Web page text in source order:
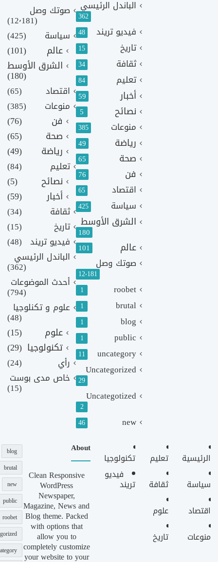
الباندل الرئيسي
362
فيديو تريند 48
تاريخ 15
ثقافة 34
تعليم 84
أخبار 59
نصائح 5
منوعات 385
رياضة 49
صحة 65
فن 76
اقتصاد 65
سياسة 425
الشرق الأوسط
180
عالم 101
صوتك وصل
12٬181
roobet
1
brutal
1
blog
1
public
1
uncategory
11
Uncategorized
29
Uncategotized
2
new
46
صوتك وصل
(12٬181)
سياسة
(425)
عالم
(101)
الشرق الأوسط
(180)
اقتصاد
(65)
منوعات
(385)
فن
(76)
صحة
(65)
رياضة
(49)
تعليم (84)
نصائح
(5)
أخبار
(59)
ثقافة
(34)
تاريخ
(15)
فيديو تريند (48)
الباندل الرئيسي
(362)
أحدث الموضوعات
(794)
علوم و تكنلوجيا
(48)
علوم
(15)
تكنولوجيا (29)
رأي
(24)
خاص مدى بوست
(15)
الرئيسية
سياسة
اقتصاد
منوعات
تعليم
ثقافة
علوم
تاريخ
تكنولوجيا
فيديو
تريند
About
Clean Responsive
WordPress
Newspaper,
Magazine, News and
Blog theme. Packed
with options that
allow you to
completely customize
your website to your
blog
brutal
new
public
roobet